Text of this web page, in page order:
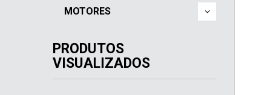
MOTORES
PRODUTOS
VISUALIZADOS